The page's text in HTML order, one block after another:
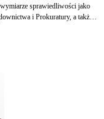
sprawiedliwości jako
i Prokuratury, a także